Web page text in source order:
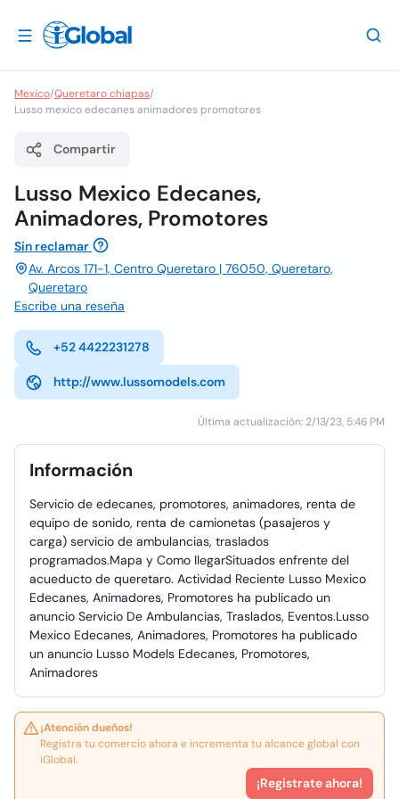
Mexico/Queretaro chiapas/
Lusso mexico edecanes animadores promotores
Compartir
Lusso Mexico Edecanes,
Animadores, Promotores
Sin reclamar
Av. Arcos 171-1, Centro Queretaro | 76050, Queretaro,
Queretaro
Escribe una reseña
+52 4422231278
http://www.lussomodels.com
Última actualización: 2/13/23, 5:46 PM
Información
Servicio de edecanes, promotores, animadores, renta de
equipo de sonido, renta de camionetas (pasajeros y
carga) servicio de ambulancias, traslados
programados.Mapa y Como llegarSituados enfrente del
acueducto de queretaro. Actividad Reciente Lusso Mexico
Edecanes, Animadores, Promotores ha publicado un
anuncio Servicio De Ambulancias, Traslados, Eventos.Lusso
Mexico Edecanes, Animadores, Promotores ha publicado
un anuncio Lusso Models Edecanes, Promotores,
Animadores
¡Atención dueños!
Registra tu comercio ahora e incrementa tu alcance global con
iGlobal.
¡Registrate ahora!